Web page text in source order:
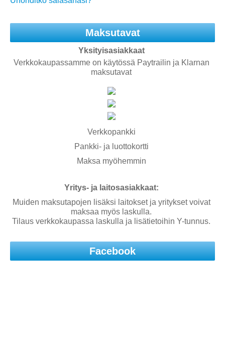
Maksutavat
Yksityisasiakkaat
Verkkokaupassamme on käytössä Paytrailin ja Klarnan
maksutavat
Verkkopankki
Pankki- ja luottokortti
Maksa myöhemmin
Yritys- ja laitosasiakkaat:
Muiden maksutapojen lisäksi laitokset ja yritykset voivat
maksaa myös laskulla.
Tilaus verkkokaupassa laskulla ja lisätietoihin Y-tunnus.
Facebook